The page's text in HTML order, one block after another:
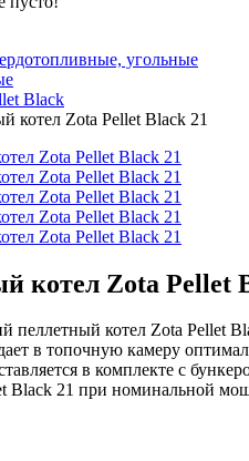
угольные
Black
котел Zota Pellet Black 21
котел Zota Pellet
пеллетный котел Zota Pellet
в топочную камеру
в комплекте с
Black 21 при номинальной